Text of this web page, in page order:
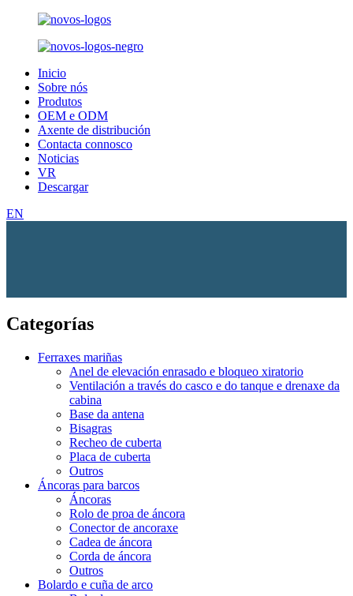
Inicio
Sobre nós
Produtos
OEM e ODM
Axente de distribución
Contacta connosco
Noticias
VR
Descargar
EN
Categorías
Ferraxes mariñas
Anel de elevación enrasado e bloqueo xiratorio
Ventilación a través do casco e do tanque e drenaxe da
cabina
Base da antena
Bisagras
Recheo de cuberta
Placa de cuberta
Outros
Áncoras para barcos
Áncoras
Rolo de proa de áncora
Conector de ancoraxe
Cadea de áncora
Corda de áncora
Outros
Bolardo e cuña de arco